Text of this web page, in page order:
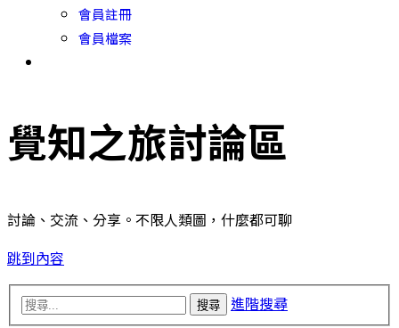
會員註冊
會員檔案
覺知之旅討論區
討論、交流、分享。不限人類圖，什麼都可聊
跳到內容
搜尋 進階搜尋